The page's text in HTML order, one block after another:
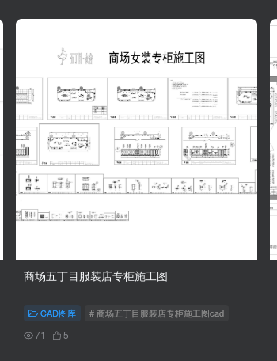
商场五丁目服装店专柜施工图
CAD图库 # 商场五丁目服装店专柜施工图cad
71 5